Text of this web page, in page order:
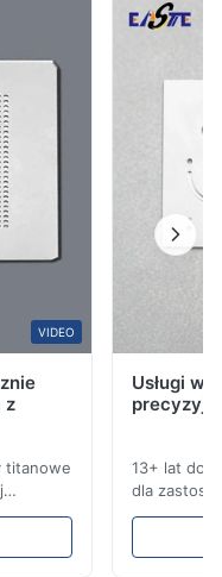
koncentryczności i
100%
VIDEO
z
titanowe
Usługi
13+ lat
dla